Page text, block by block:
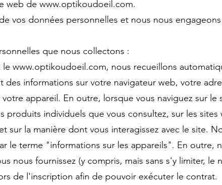
web de www.optikoudoeil.com.
vos données personnelles et nous nous
que nous collectons :
le www.optikoudoeil.com, nous recueillons
des informations sur votre navigateur web, votre
appareil. En outre, lorsque vous naviguez sur
produits individuels que vous consultez, sur les
sur la manière dont vous interagissez avec le site.
le terme "informations sur les appareils". En outre,
nous fournissez (y compris, mais sans s'y limiter,
de l'inscription afin de pouvoir exécuter le contrat.